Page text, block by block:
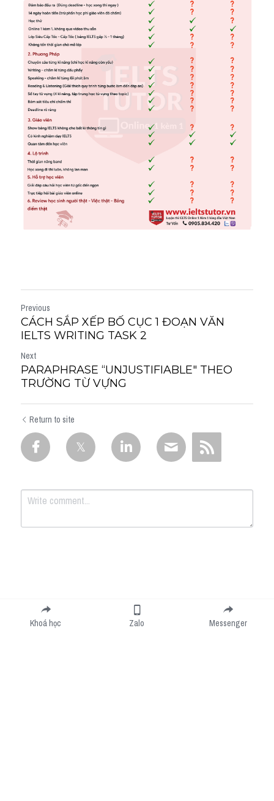
Previous
CÁCH SẮP XẾP BỐ CỤC 1 ĐOẠN VĂN
IELTS WRITING TASK 2
Next
PARAPHRASE “UNJUSTIFIABLE" THEO
TRƯỜNG TỪ VỰNG
Return to site
Submit
Khoá học Zalo Messenger